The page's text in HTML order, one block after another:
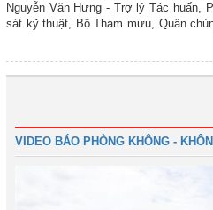
Nguyễn Văn Hưng - Trợ lý Tác huấn,
sát kỹ thuật, Bộ Tham mưu, Quân
lên những phẩm chất đáng quý là luôn
VIDEO BÁO PHÒNG KHÔNG -